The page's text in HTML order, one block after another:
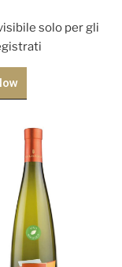
solo per gli